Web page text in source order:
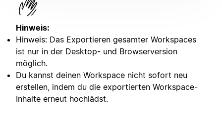
Hinweis:
Hinweis: Das Exportieren gesamter Workspaces
ist nur in der Desktop- und Browserversion
möglich.
Du kannst deinen Workspace nicht sofort neu
erstellen, indem du die exportierten Workspace-
Inhalte erneut hochlädst.